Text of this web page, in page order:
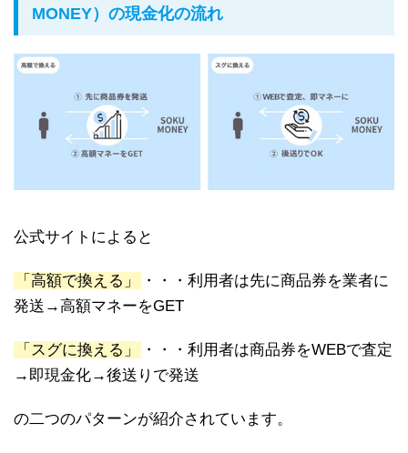
MONEY）の現金化の流れ
公式サイトによると
「高額で換える」
・・・利用者は先に商品券を業者に
発送→高額マネーをGET
「スグに換える」
・・・利用者は商品券をWEBで査定
→即現金化→後送りで発送
の二つのパターンが紹介されています。